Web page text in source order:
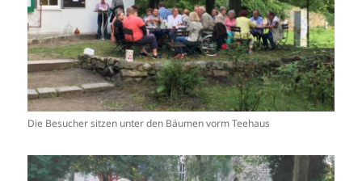
Die Besucher sitzen unter den Bäumen vorm Teehaus